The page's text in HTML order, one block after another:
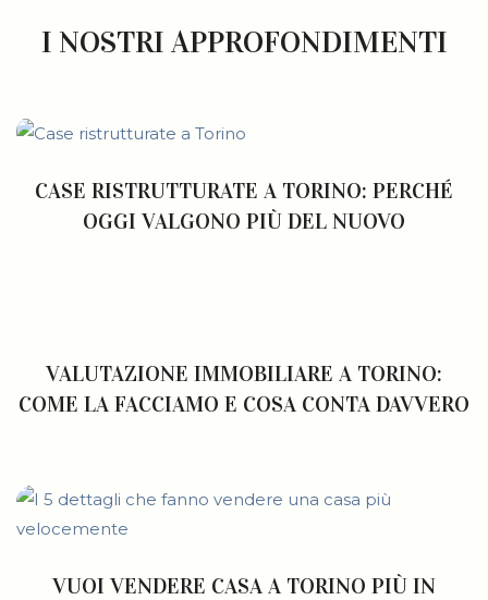
I NOSTRI APPROFONDIMENTI
CASE RISTRUTTURATE A TORINO: PERCHÉ
OGGI VALGONO PIÙ DEL NUOVO
VALUTAZIONE IMMOBILIARE A TORINO:
COME LA FACCIAMO E COSA CONTA DAVVERO
VUOI VENDERE CASA A TORINO PIÙ IN